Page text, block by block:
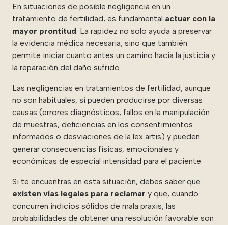
En situaciones de posible negligencia en un
tratamiento de fertilidad, es fundamental actuar con la
mayor prontitud. La rapidez no solo ayuda a preservar
la evidencia médica necesaria, sino que también
permite iniciar cuanto antes un camino hacia la justicia y
la reparación del daño sufrido.
Las negligencias en tratamientos de fertilidad, aunque
no son habituales, sí pueden producirse por diversas
causas (errores diagnósticos, fallos en la manipulación
de muestras, deficiencias en los consentimientos
informados o desviaciones de la lex artis) y pueden
generar consecuencias físicas, emocionales y
económicas de especial intensidad para el paciente.
Si te encuentras en esta situación, debes saber que
existen vías legales para reclamar y que, cuando
concurren indicios sólidos de mala praxis, las
probabilidades de obtener una resolución favorable son